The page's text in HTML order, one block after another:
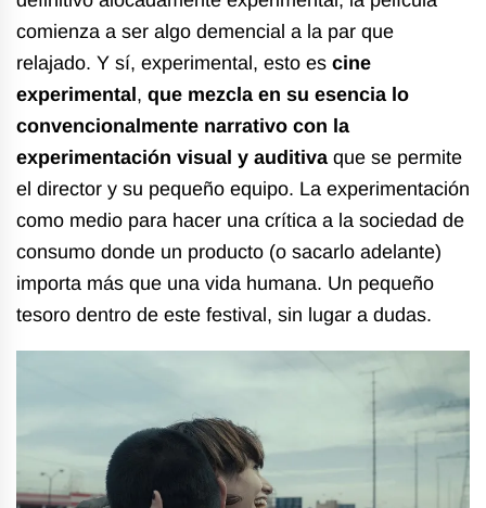
comienza a ser algo demencial a la par que
relajado. Y sí, experimental, esto es cine
experimental, que mezcla en su esencia lo
convencionalmente narrativo con la
experimentación visual y auditiva que se permite
el director y su pequeño equipo. La experimentación
como medio para hacer una crítica a la sociedad de
consumo donde un producto (o sacarlo adelante)
importa más que una vida humana. Un pequeño
tesoro dentro de este festival, sin lugar a dudas.